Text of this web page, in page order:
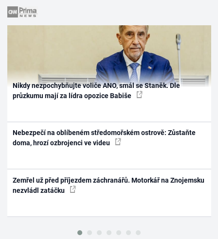
Nikdy nezpochybňujte voliče ANO, smál se Staněk. Dle
průzkumu mají za lídra opozice Babiše
Nebezpečí na oblíbeném středomořském ostrově: Zůstaňte
doma, hrozí ozbrojenci ve videu
Zemřel už před příjezdem záchranářů. Motorkář na Znojemsku
nezvládl zatáčku